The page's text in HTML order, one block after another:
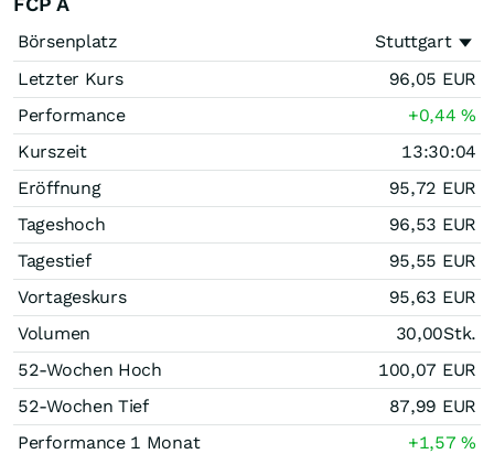
Börsenplatz
Stuttgart
Letzter Kurs
96,05 EUR
Performance
+0,44%
Kurszeit
13:30:04
Eröffnung
95,72 EUR
Tageshoch
96,53 EUR
Tagestief
95,55 EUR
Vortageskurs
95,63 EUR
Volumen
30,00Stk.
52-Wochen Hoch
100,07 EUR
52-Wochen Tief
87,99 EUR
Performance 1 Monat
+1,57%